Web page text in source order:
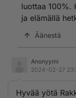
luottaa 100%.
ja elämällä
Äänestä
Anonyymi
2024-02-27
Hyvää yötä